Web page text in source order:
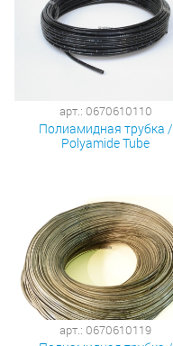
арт.: 0670610110
Полиамидная трубка /
Polyamide Tube
арт.: 0670610119